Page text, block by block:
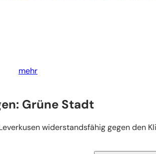
mehr
Grüne Stadt
widerstandsfähig gegen den